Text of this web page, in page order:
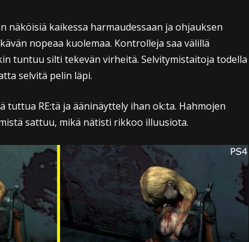
näköisiä kaikessa harmaudessaan ja ohjauksen
nopeaa kuolemaa. Kontrolleja saa välillä
tuntuu silti tekevän virheitä. Selvitymistaitoja todella
selvitä pelin läpi.
tuttua RE:tä ja ääninäyttely ihan ok:ta. Hahmojen
sattuu, mikä nätisti rikkoo illuusiota.